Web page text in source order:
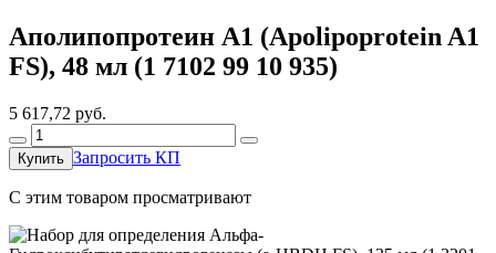
Аполипопротеин А1 (Apolipoprotein A1
FS), 48 мл (1 7102 99 10 935)
5 617,72 руб.
Купить Запросить КП
C этим товаром просматривают